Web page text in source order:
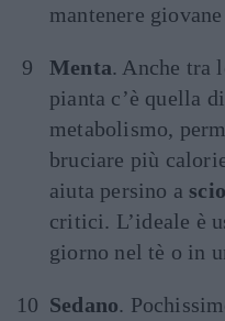
mantenere
Menta. Anche tra
pianta c’è quella
metabolismo,
bruciare più
aiuta persino a
critici. L’ideale è
giorno nel tè o in
Sedano.